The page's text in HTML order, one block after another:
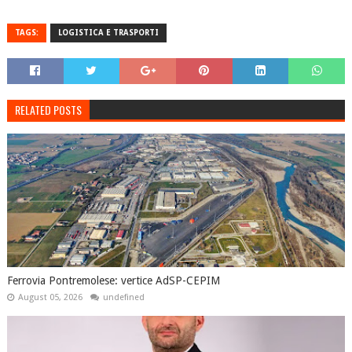
TAGS: LOGISTICA E TRASPORTI
RELATED POSTS
Ferrovia Pontremolese: vertice AdSP-CEPIM
August 05, 2026 undefined